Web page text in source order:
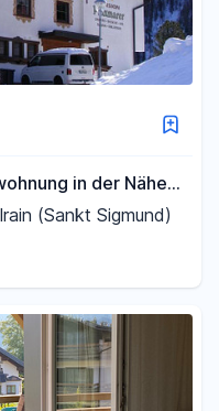
in der Nähe
Skiort
(Sankt Sigmund)